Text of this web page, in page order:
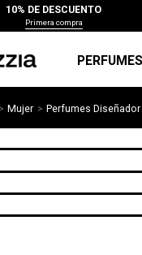
10% DE DESCUENTO
Primera compra
PERFUMES
Mujer Perfumes